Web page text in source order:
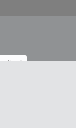
client